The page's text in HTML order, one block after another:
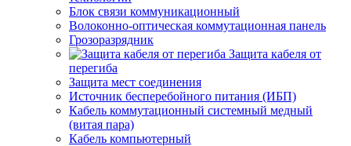
Блок связи коммуникационный
Волоконно-оптическая коммутационная панель
Грозоразрядник
Защита кабеля от
перегиба
Защита мест соединения
Источник бесперебойного питания (ИБП)
Кабель коммутационный системный медный
(витая пара)
Кабель компьютерный